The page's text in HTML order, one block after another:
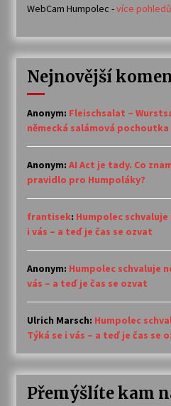
WebCam Humpolec -více pohledů
Nejnovější
Anonym: Fleischsalat –
německá salámová pochoutka
Anonym: AI Act je tady. Co
pravidlo pro Humpoláky?
frantisek: Humpolec
i vás – a teď je čas se ozvat
Anonym: Humpolec schvaluje
vás – a teď je čas se ozvat
Ulrich Marsch: Humpolec
Týká se i vás – a teď je čas se
Přemýšlíte kam